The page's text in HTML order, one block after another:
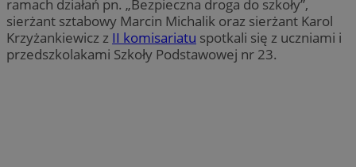
ramach działań pn. „Bezpieczna droga do szkoły”,
sierżant sztabowy Marcin Michalik oraz sierżant Karol
Krzyżankiewicz z II komisariatu spotkali się z uczniami i
przedszkolakami Szkoły Podstawowej nr 23.